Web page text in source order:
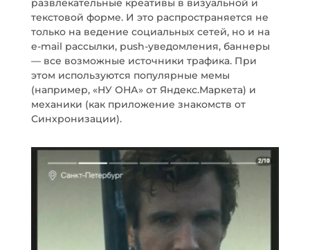
развлекательные креативы в визуальной и
текстовой форме. И это распространяется не
только на ведение социальных сетей, но и на
e-mail рассылки, push-уведомления, баннеры
— все возможные источники трафика. При
этом используются популярные мемы
(например, «НУ ОНА» от Яндекс.Маркета) и
механики (как приложение знакомств от
Синхронизации).